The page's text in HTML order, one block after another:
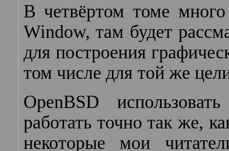
В четвёртом томе
Window, там будет
для построения
том числе для той же
OpenBSD
работать точно так же,
некоторые мои